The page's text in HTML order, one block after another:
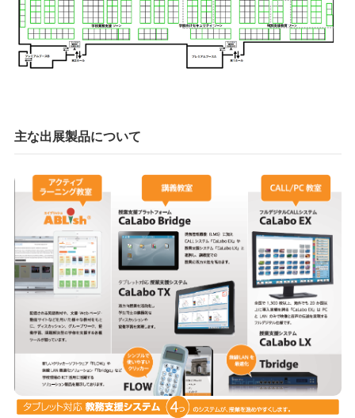
主な出展製品について